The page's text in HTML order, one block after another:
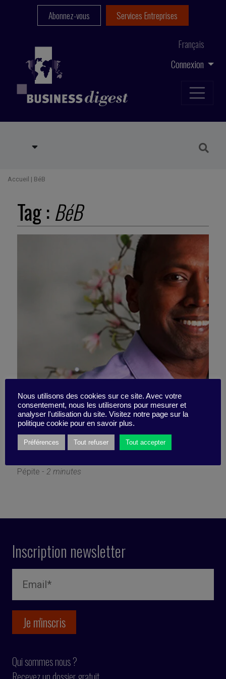
Connexion
Français
Abonnez-vous Services Entreprises
Accueil | BéB
Tag : BéB
L’économie du partage
version B2B
Pépite - 2 minutes
Inscription newsletter
Qui sommes nous ?
Nous utilisons des cookies sur ce site. Avec votre
consentement, nous les utiliserons pour mesurer et
analyser l'utilisation du site. Visitez notre page sur la
politique cookie pour en savoir plus.
Préférences Tout refuser Tout accepter